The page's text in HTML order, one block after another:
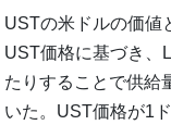
USTの米ドルの価値
UST価格に基づき、
たりすることで供給
いた。UST価格が1